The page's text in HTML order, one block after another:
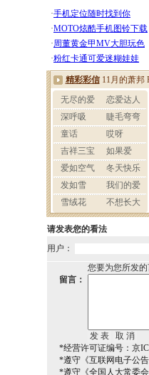
请发表您的看法
用户：
您要为您所发
留言：
*经营许可证编号：京
*遵守《互联网电子公告
*遵守《全国人大常委